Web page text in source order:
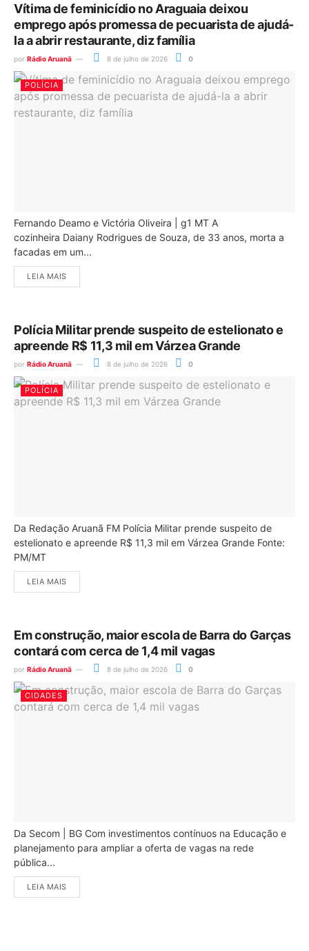
Vítima de feminicídio no Araguaia deixou
emprego após promessa de pecuarista de ajudá-
la a abrir restaurante, diz família
por Rádio Aruanã 8 de julho de 2026 0
POLÍCIA
Fernando Deamo e Victória Oliveira | g1 MT A
cozinheira Daiany Rodrigues de Souza, de 33 anos, morta a
facadas em um...
LEIA MAIS
Polícia Militar prende suspeito de estelionato e
apreende R$ 11,3 mil em Várzea Grande
por Rádio Aruanã 8 de julho de 2026 0
POLÍCIA
Da Redação Aruanã FM Polícia Militar prende suspeito de
estelionato e apreende R$ 11,3 mil em Várzea Grande Fonte:
PM/MT
LEIA MAIS
Em construção, maior escola de Barra do Garças
contará com cerca de 1,4 mil vagas
por Rádio Aruanã 8 de julho de 2026 0
CIDADES
Da Secom | BG Com investimentos contínuos na Educação e
planejamento para ampliar a oferta de vagas na rede
pública...
LEIA MAIS